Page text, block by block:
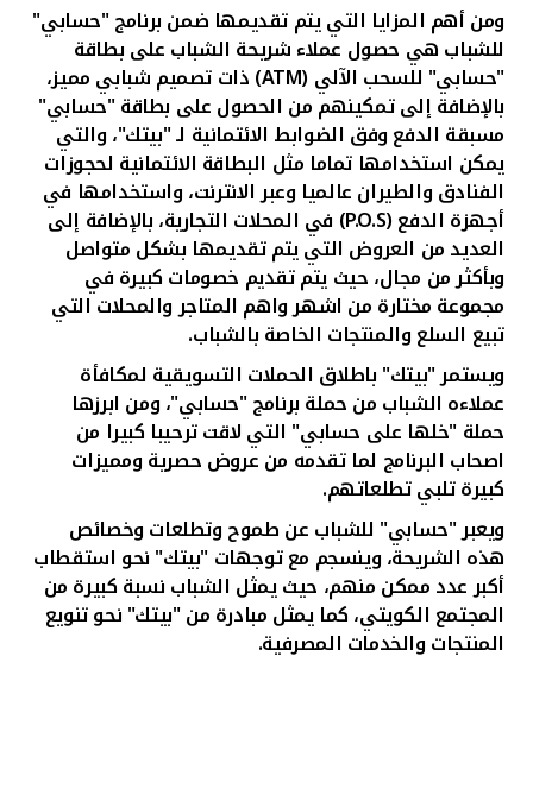
ومن أهم المزايا التي يتم تقديمها ضمن برنامج "حسابي"
للشباب هي حصول عملاء شريحة الشباب على بطاقة
"حسابي" للسحب الآلي (ATM) ذات تصميم شبابي مميز،
بالإضافة إلى تمكينهم من الحصول على بطاقة "حسابي"
مسبقة الدفع وفق الضوابط الائتمانية لـ "بيتك"، والتي
يمكن استخدامها تماما مثل البطاقة الائتمانية لحجوزات
الفنادق والطيران عالميا وعبر الانترنت، واستخدامها في
أجهزة الدفع (P.O.S) في المحلات التجارية، بالإضافة إلى
العديد من العروض التي يتم تقديمها بشكل متواصل
وبأكثر من مجال، حيث يتم تقديم خصومات كبيرة في
مجموعة مختارة من اشهر واهم المتاجر والمحلات التي
تبيع السلع والمنتجات الخاصة بالشباب.
ويستمر "بيتك" باطلاق الحملات التسويقية لمكافأة
عملاءه الشباب من حملة برنامج "حسابي"، ومن ابرزها
حملة "خلها على حسابي" التي لاقت ترحيبا كبيرا من
اصحاب البرنامج لما تقدمه من عروض حصرية ومميزات
كبيرة تلبي تطلعاتهم.
ويعبر "حسابي" للشباب عن طموح وتطلعات وخصائص
هذه الشريحة، وينسجم مع توجهات "بيتك" نحو استقطاب
أكبر عدد ممكن منهم، حيث يمثل الشباب نسبة كبيرة من
المجتمع الكويتي، كما يمثل مبادرة من "بيتك" نحو تنويع
المنتجات والخدمات المصرفية.